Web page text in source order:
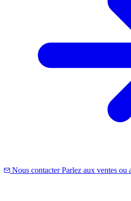
Nous contacter Parlez aux ventes ou